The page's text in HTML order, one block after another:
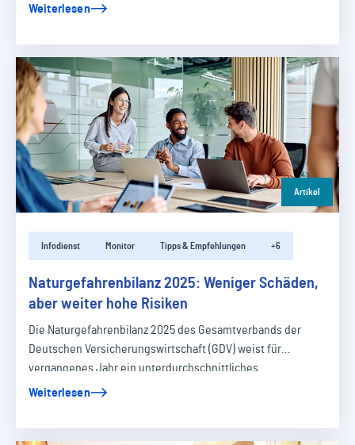
Weiterlesen
Artikel
Infodienst Monitor Tipps & Empfehlungen +6
Naturgefahrenbilanz 2025: Weniger Schäden,
aber weiter hohe Risiken
Die Naturgefahrenbilanz 2025 des Gesamtverbands der
Deutschen Versicherungswirtschaft (GDV) weist für
vergangenes Jahr ein unterdurchschnittliches…
Weiterlesen